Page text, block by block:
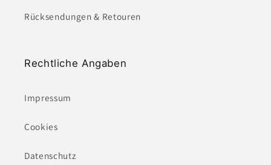
Rücksendungen & Retouren
Rechtliche Angaben
Impressum
Cookies
Datenschutz